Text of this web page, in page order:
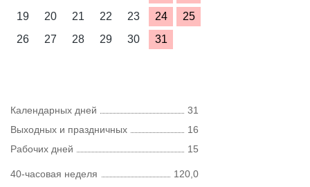
19
20 21 22 23 24
25
26
27 28 29 30 31
Календарных дней
31
Выходных и праздничных
16
Рабочих дней
15
40-часовая неделя
120,0